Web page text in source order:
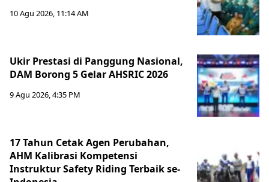
10 Agu 2026, 11:14 AM
Ukir Prestasi di Panggung Nasional,
DAM Borong 5 Gelar AHSRIC 2026
9 Agu 2026, 4:35 PM
17 Tahun Cetak Agen Perubahan,
AHM Kalibrasi Kompetensi
Instruktur Safety Riding Terbaik se-